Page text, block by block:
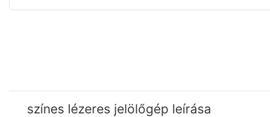
színes lézeres jelölőgép leírása